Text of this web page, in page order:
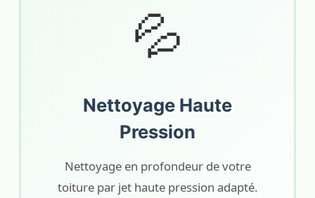
💦
Nettoyage Haute
Pression
Nettoyage en profondeur de votre
toiture par jet haute pression adapté.